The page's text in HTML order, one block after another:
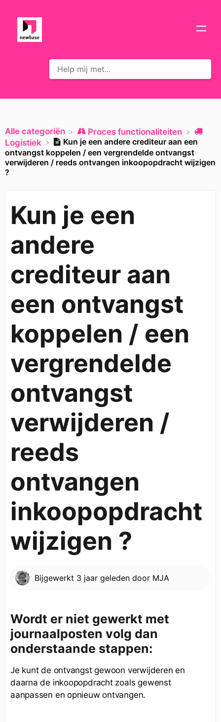
Alle categoriën
​Proces functionaliteiten
​Logistiek
Kun je een andere crediteur aan een
ontvangst koppelen / een vergrendelde ontvangst
verwijderen / reeds ontvangen inkoopopdracht wijzigen
?
Kun je een
andere
crediteur aan
een ontvangst
koppelen / een
vergrendelde
ontvangst
verwijderen /
reeds
ontvangen
inkoopopdracht
wijzigen ?
Bijgewerkt 3 jaar geleden door MJA
Wordt er niet gewerkt met
journaalposten volg dan
onderstaande stappen:
Je kunt de ontvangst gewoon verwijderen en
daarna de inkoopopdracht zoals gewenst
aanpassen en opnieuw ontvangen.